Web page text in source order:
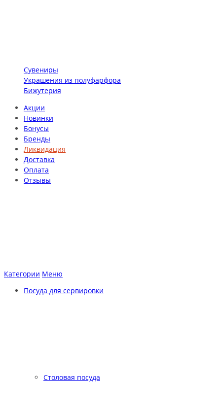
Сувениры
Украшения из полуфарфора
Бижутерия
Акции
Новинки
Бонусы
Бренды
Ликвидация
Доставка
Оплата
Отзывы
Категории Меню
Посуда для сервировки
Столовая посуда